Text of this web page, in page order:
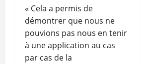
« Cela a permis de
démontrer que nous ne
pouvions pas nous en tenir
à une application au cas
par cas de la